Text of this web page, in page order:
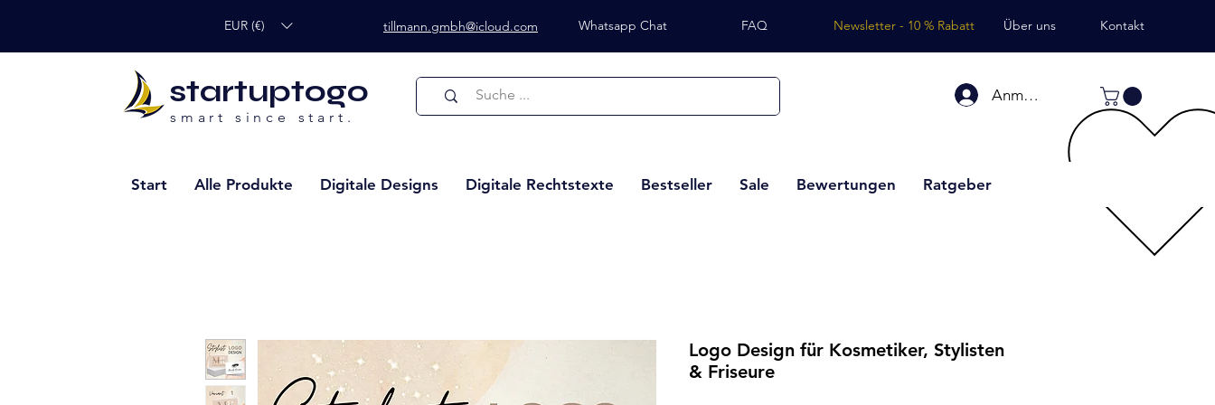
EUR (€) tillmann.gmbh@icloud.com Whatsapp Chat FAQ Über uns
Newsletter - 10 % Rabatt Kontakt
startuptogo
smart since start.
Anmelden
Start Alle Produkte Digitale Designs Digitale Rechtstexte Bestseller Sale Bewertungen Ratgeber
Logo Design für Kosmetiker, Stylisten
& Friseure